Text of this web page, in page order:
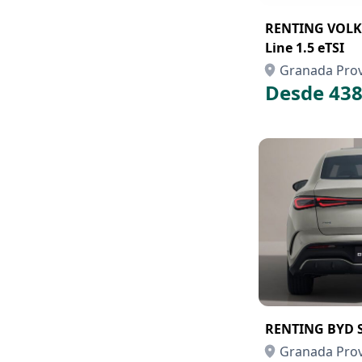
RENTING
Line 1.5 eTSI
Granada
Desde
RENTING BYD
Granada